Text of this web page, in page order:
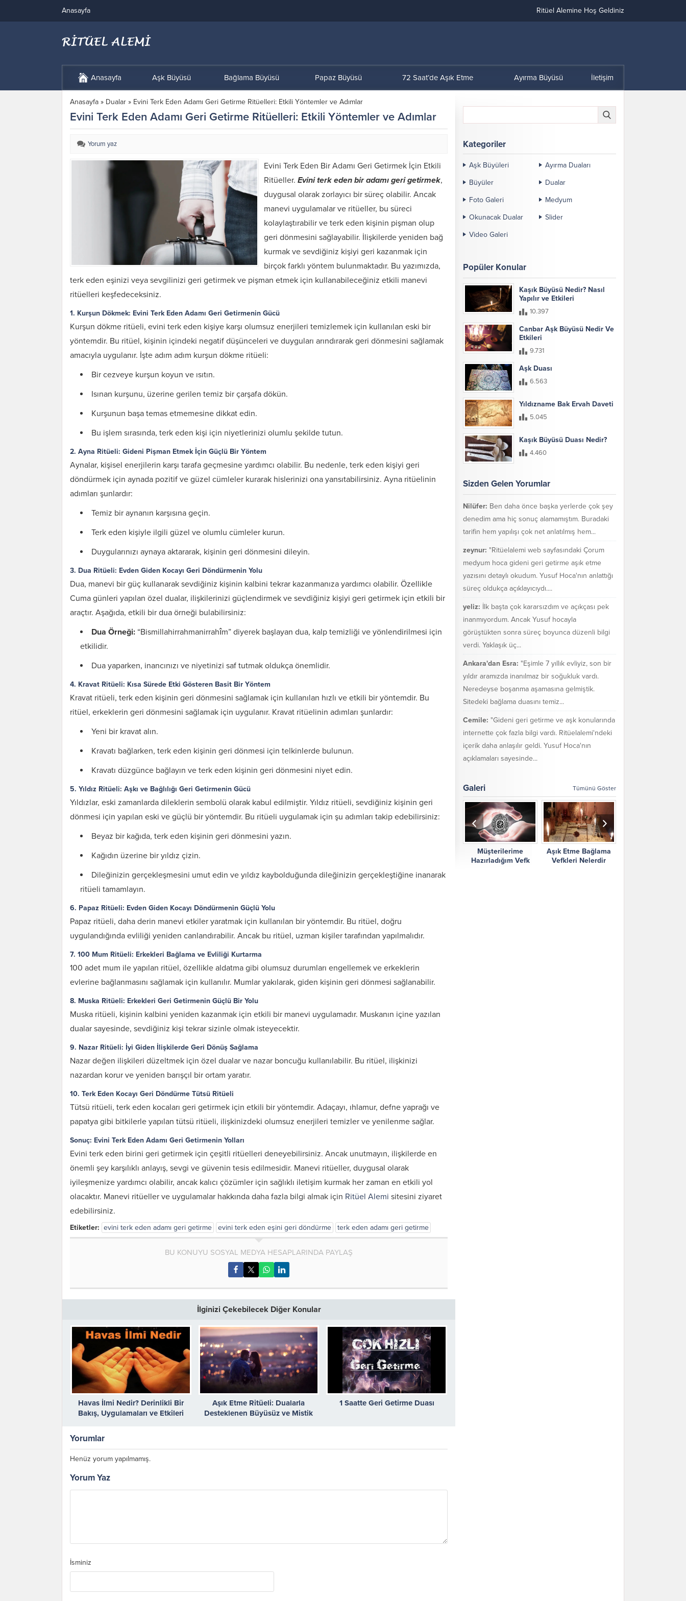
Anasayfa Ritüel Alemine Hoş Geldiniz
Anasayfa Aşk Büyüsü Bağlama Büyüsü Papaz Büyüsü 72 Saat’de Aşık Etme Ayırma Büyüsü İletişim
Anasayfa » Dualar » Evini Terk Eden Adamı Geri Getirme Ritüelleri: Etkili Yöntemler ve Adımlar
Evini Terk Eden Adamı Geri Getirme Ritüelleri: Etkili Yöntemler ve Adımlar
Yorum yaz
Evini Terk Eden Bir Adamı Geri Getirmek İçin Etkili
Ritüeller. Evini terk eden bir adamı geri getirmek,
duygusal olarak zorlayıcı bir süreç olabilir. Ancak
manevi uygulamalar ve ritüeller, bu süreci
kolaylaştırabilir ve terk eden kişinin pişman olup
geri dönmesini sağlayabilir. İlişkilerde yeniden bağ
kurmak ve sevdiğiniz kişiyi geri kazanmak için
birçok farklı yöntem bulunmaktadır. Bu yazımızda,
terk eden eşinizi veya sevgilinizi geri getirmek ve pişman etmek için kullanabileceğiniz etkili manevi
ritüelleri keşfedeceksiniz.
1. Kurşun Dökmek: Evini Terk Eden Adamı Geri Getirmenin Gücü
Kurşun dökme ritüeli, evini terk eden kişiye karşı olumsuz enerjileri temizlemek için kullanılan eski bir
yöntemdir. Bu ritüel, kişinin içindeki negatif düşünceleri ve duyguları arındırarak geri dönmesini sağlamak
amacıyla uygulanır. İşte adım adım kurşun dökme ritüeli:
Bir cezveye kurşun koyun ve ısıtın.
Isınan kurşunu, üzerine gerilen temiz bir çarşafa dökün.
Kurşunun başa temas etmemesine dikkat edin.
Bu işlem sırasında, terk eden kişi için niyetlerinizi olumlu şekilde tutun.
2. Ayna Ritüeli: Gideni Pişman Etmek İçin Güçlü Bir Yöntem
Aynalar, kişisel enerjilerin karşı tarafa geçmesine yardımcı olabilir. Bu nedenle, terk eden kişiyi geri
döndürmek için aynada pozitif ve güzel cümleler kurarak hislerinizi ona yansıtabilirsiniz. Ayna ritüelinin
adımları şunlardır:
Temiz bir aynanın karşısına geçin.
Terk eden kişiyle ilgili güzel ve olumlu cümleler kurun.
Duygularınızı aynaya aktararak, kişinin geri dönmesini dileyin.
3. Dua Ritüeli: Evden Giden Kocayı Geri Döndürmenin Yolu
Dua, manevi bir güç kullanarak sevdiğiniz kişinin kalbini tekrar kazanmanıza yardımcı olabilir. Özellikle
Cuma günleri yapılan özel dualar, ilişkilerinizi güçlendirmek ve sevdiğiniz kişiyi geri getirmek için etkili bir
araçtır. Aşağıda, etkili bir dua örneği bulabilirsiniz:
Dua Örneği: “Bismillahirrahmanirrahîm” diyerek başlayan dua, kalp temizliği ve yönlendirilmesi için
etkilidir.
Dua yaparken, inancınızı ve niyetinizi saf tutmak oldukça önemlidir.
4. Kravat Ritüeli: Kısa Sürede Etki Gösteren Basit Bir Yöntem
Kravat ritüeli, terk eden kişinin geri dönmesini sağlamak için kullanılan hızlı ve etkili bir yöntemdir. Bu
ritüel, erkeklerin geri dönmesini sağlamak için uygulanır. Kravat ritüelinin adımları şunlardır:
Yeni bir kravat alın.
Kravatı bağlarken, terk eden kişinin geri dönmesi için telkinlerde bulunun.
Kravatı düzgünce bağlayın ve terk eden kişinin geri dönmesini niyet edin.
5. Yıldız Ritüeli: Aşkı ve Bağlılığı Geri Getirmenin Gücü
Yıldızlar, eski zamanlarda dileklerin sembolü olarak kabul edilmiştir. Yıldız ritüeli, sevdiğiniz kişinin geri
dönmesi için yapılan eski ve güçlü bir yöntemdir. Bu ritüeli uygulamak için şu adımları takip edebilirsiniz:
Beyaz bir kağıda, terk eden kişinin geri dönmesini yazın.
Kağıdın üzerine bir yıldız çizin.
Dileğinizin gerçekleşmesini umut edin ve yıldız kaybolduğunda dileğinizin gerçekleştiğine inanarak
ritüeli tamamlayın.
6. Papaz Ritüeli: Evden Giden Kocayı Döndürmenin Güçlü Yolu
Papaz ritüeli, daha derin manevi etkiler yaratmak için kullanılan bir yöntemdir. Bu ritüel, doğru
uygulandığında evliliği yeniden canlandırabilir. Ancak bu ritüel, uzman kişiler tarafından yapılmalıdır.
7. 100 Mum Ritüeli: Erkekleri Bağlama ve Evliliği Kurtarma
100 adet mum ile yapılan ritüel, özellikle aldatma gibi olumsuz durumları engellemek ve erkeklerin
evlerine bağlanmasını sağlamak için kullanılır. Mumlar yakılarak, giden kişinin geri dönmesi sağlanabilir.
8. Muska Ritüeli: Erkekleri Geri Getirmenin Güçlü Bir Yolu
Muska ritüeli, kişinin kalbini yeniden kazanmak için etkili bir manevi uygulamadır. Muskanın içine yazılan
dualar sayesinde, sevdiğiniz kişi tekrar sizinle olmak isteyecektir.
9. Nazar Ritüeli: İyi Giden İlişkilerde Geri Dönüş Sağlama
Nazar değen ilişkileri düzeltmek için özel dualar ve nazar boncuğu kullanılabilir. Bu ritüel, ilişkinizi
nazardan korur ve yeniden barışçıl bir ortam yaratır.
10. Terk Eden Kocayı Geri Döndürme Tütsü Ritüeli
Tütsü ritüeli, terk eden kocaları geri getirmek için etkili bir yöntemdir. Adaçayı, ıhlamur, defne yaprağı ve
papatya gibi bitkilerle yapılan tütsü ritüeli, ilişkinizdeki olumsuz enerjileri temizler ve yenilenme sağlar.
Sonuç: Evini Terk Eden Adamı Geri Getirmenin Yolları
Evini terk eden birini geri getirmek için çeşitli ritüelleri deneyebilirsiniz. Ancak unutmayın, ilişkilerde en
önemli şey karşılıklı anlayış, sevgi ve güvenin tesis edilmesidir. Manevi ritüeller, duygusal olarak
iyileşmenize yardımcı olabilir, ancak kalıcı çözümler için sağlıklı iletişim kurmak her zaman en etkili yol
olacaktır. Manevi ritüeller ve uygulamalar hakkında daha fazla bilgi almak için Ritüel Alemi sitesini ziyaret
edebilirsiniz.
Etiketler: evini terk eden adamı geri getirme evini terk eden eşini geri döndürme terk eden adamı geri getirme
BU KONUYU SOSYAL MEDYA HESAPLARINDA PAYLAŞ
İlginizi Çekebilecek Diğer Konular
Havas İlmi Nedir? Derinlikli Bir
Bakış, Uygulamaları ve Etkileri
Aşık Etme Ritüeli: Dualarla
Desteklenen Büyüsüz ve Mistik
1 Saatte Geri Getirme Duası
Yorumlar
Henüz yorum yapılmamış.
Yorum Yaz
İsminiz
Kategoriler
Aşk Büyüleri
Ayırma Duaları
Büyüler
Dualar
Foto Galeri
Medyum
Okunacak Dualar
Slider
Video Galeri
Popüler Konular
Kaşık Büyüsü Nedir? Nasıl
Yapılır ve Etkileri
10.397
Canbar Aşk Büyüsü Nedir Ve
Etkileri
9.731
Aşk Duası
6.563
Yıldızname Bak Ervah Daveti
5.045
Kaşık Büyüsü Duası Nedir?
4.460
Sizden Gelen Yorumlar
Nilüfer: Ben daha önce başka yerlerde çok şey
denedim ama hiç sonuç alamamıştım. Buradaki
tarifin hem yapılışı çok net anlatılmış hem...
zeynur: "Ritüelalemi web sayfasındaki Çorum
medyum hoca gideni geri getirme aşık etme
yazısını detaylı okudum. Yusuf Hoca'nın anlattığı
süreç oldukça açıklayıcıydı....
yeliz: İlk başta çok kararsızdım ve açıkçası pek
inanmıyordum. Ancak Yusuf hocayla
görüştükten sonra süreç boyunca düzenli bilgi
verdi. Yaklaşık üç...
Ankara'dan Esra: "Eşimle 7 yıllık evliyiz, son bir
yıldır aramızda inanılmaz bir soğukluk vardı.
Neredeyse boşanma aşamasına gelmiştik.
Sitedeki bağlama duasını temiz...
Cemile: "Gideni geri getirme ve aşk konularında
internette çok fazla bilgi vardı. Ritüelalemi'ndeki
içerik daha anlaşılır geldi. Yusuf Hoca'nın
açıklamaları sayesinde...
Galeri Tümünü Göster
Karı Koca Arası
Muhabbeti Artıran
Müşterilerime
Hazırladığım Vefk
Aşık Etme Bağlama
Vefkleri Nelerdir